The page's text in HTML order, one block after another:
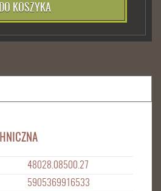
DO KOSZYKA
48028.08500.27
5905369916533